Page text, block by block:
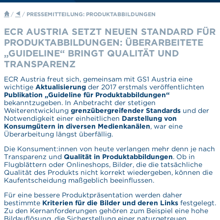
/ / PRESSEMITTEILUNG: PRODUKTABBILDUNGEN
ECR AUSTRIA SETZT NEUEN STANDARD FÜR
PRODUKTABBILDUNGEN: ÜBERARBEITETE
„GUIDELINE“ BRINGT QUALITÄT UND
TRANSPARENZ
ECR Austria freut sich, gemeinsam mit GS1 Austria eine
wichtige Aktualisierungder 2017 erstmals veröffentlichten
Publikation „Guideline für Produktabbildungen“
bekanntzugeben. In Anbetracht der stetigen
Weiterentwicklung grenzübergreifender Standardsund der
Notwendigkeit einer einheitlichen Darstellung von
Konsumgütern in diversen Medienkanälen, war eine
Überarbeitung längst überfällig.
Die Konsument:innen von heute verlangen mehr denn je nach
Transparenz und Qualität in Produktabbildungen. Ob in
Flugblättern oder Onlineshops, Bilder, die die tatsächliche
Qualität des Produkts nicht korrekt wiedergeben, können die
Kaufentscheidung maßgeblich beeinflussen.
Für eine bessere Produktpräsentation werden daher
bestimmte Kriterien für die Bilder und deren Linksfestgelegt.
Zu den Kernanforderungen gehören zum Beispiel eine hohe